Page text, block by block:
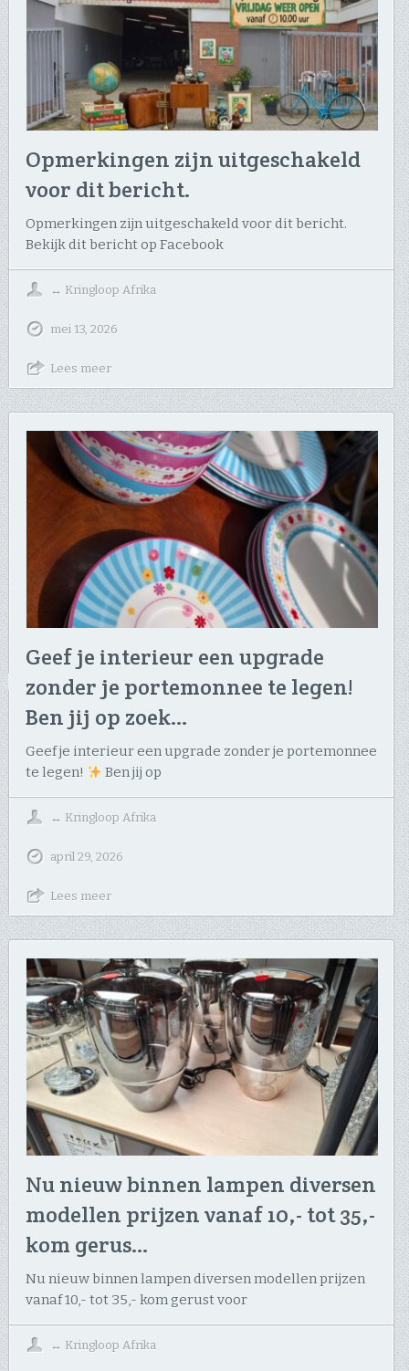
Opmerkingen zijn uitgeschakeld
voor dit bericht.
Opmerkingen zijn uitgeschakeld voor dit bericht.
Bekijk dit bericht op Facebook
↔ Kringloop Afrika
mei 13, 2026
Lees meer
Geef je interieur een upgrade
zonder je portemonnee te legen! ​
Ben jij op zoek…
Geef je interieur een upgrade zonder je portemonnee
te legen!
​Ben jij op
↔ Kringloop Afrika
april 29, 2026
Lees meer
Nu nieuw binnen lampen diversen
modellen prijzen vanaf 10,- tot 35,-
kom gerus…
Nu nieuw binnen lampen diversen modellen prijzen
vanaf 10,- tot 35,- kom gerust voor
↔ Kringloop Afrika